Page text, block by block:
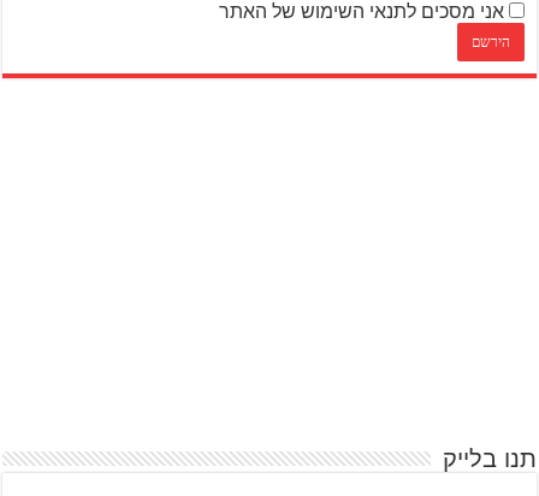
אני מסכים לתנאי השימוש של האתר
תנו בלייק